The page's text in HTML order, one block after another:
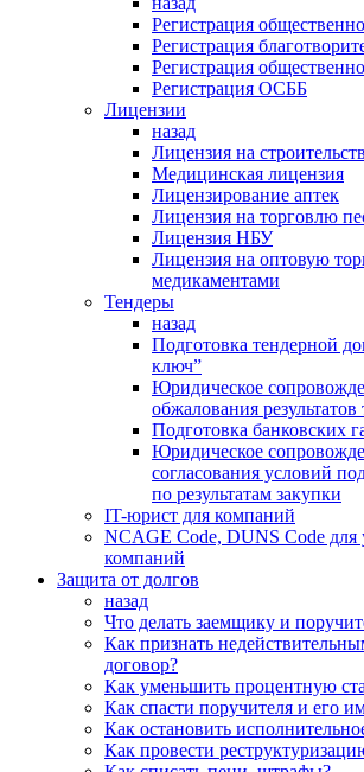
Регистрация
Регистрация
Регистрация
Регистрация ОСББ
Лицензии
назад
Лицензия на
Медицинская лицензия
Лицензирование аптек
Лицензия на торговлю
Лицензия НБУ
Лицензия на оптовую
медикаментами
Тендеры
назад
Подготовка тендерной
ключ”
Юридическое
обжалования результатов
Подготовка банковских
Юридическое
согласования условий
по результатам закупки
IT-юрист для компаний
NCAGE Code, DUNS Code для
компаний
Защита от долгов
назад
Что делать заемщику и
Как признать
договор?
Как уменьшить процентную
Как спасти поручителя и его
Как остановить
Как провести